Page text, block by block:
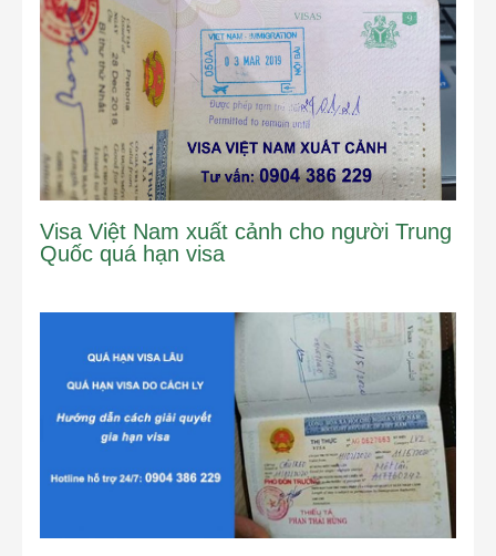
Visa Việt Nam xuất cảnh cho người Trung
Quốc quá hạn visa